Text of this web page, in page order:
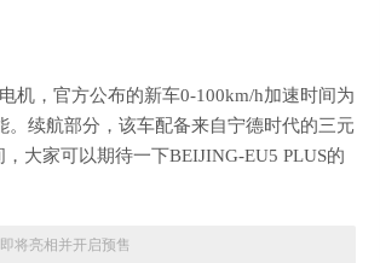
机，官方公布的新车0-100km/h加速时间为
。续航部分，该车配备来自宁德时代的三元
大家可以期待一下BEIJING-EU5 PLUS的
将亮相并开启预售